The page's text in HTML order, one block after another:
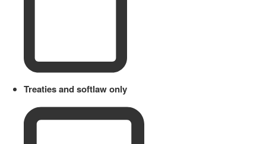
Treaties and softlaw only